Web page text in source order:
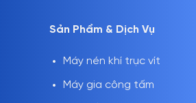
Sản Phẩm & Dịch Vụ
Máy nén khí trục vít
Máy gia công tấm